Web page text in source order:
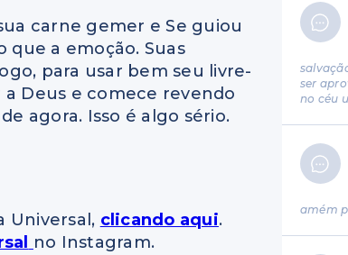
carne gemer e Se guiou
a emoção. Suas
para usar bem seu livre-
Deus e comece revendo
agora. Isso é algo sério.
Universal, clicando aqui.
no Instagram.
ser
no céu
amém